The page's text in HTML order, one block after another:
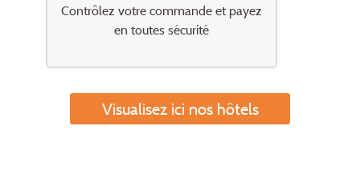
Contrôlez votre commande et payez
en toutes sécurité
Visualisez ici nos hôtels